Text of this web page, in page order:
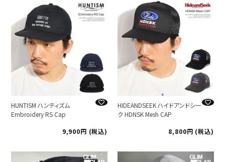
HUNTISM ハンティズム
Embroidery RS Cap
9,900
税込
HIDEANDSEEK ハイドアンドシー
ク HDNSK Mesh CAP
8,800
税込